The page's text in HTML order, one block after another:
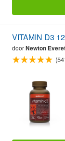
VITAMIN D3
doorNewton